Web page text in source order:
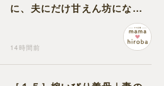
に、夫にだけ甘えん坊になる
14時間前